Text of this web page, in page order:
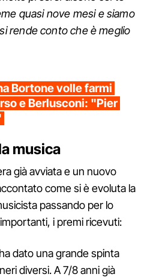
quasi nove mesi e siamo
rende conto che è meglio
Bortone volle farmi
e Berlusconi: "Pier
musica
già avviata e un nuovo
come si è evoluta la
passando per lo
i premi ricevuti:
dato una grande spinta
diversi. A 7/8 anni già